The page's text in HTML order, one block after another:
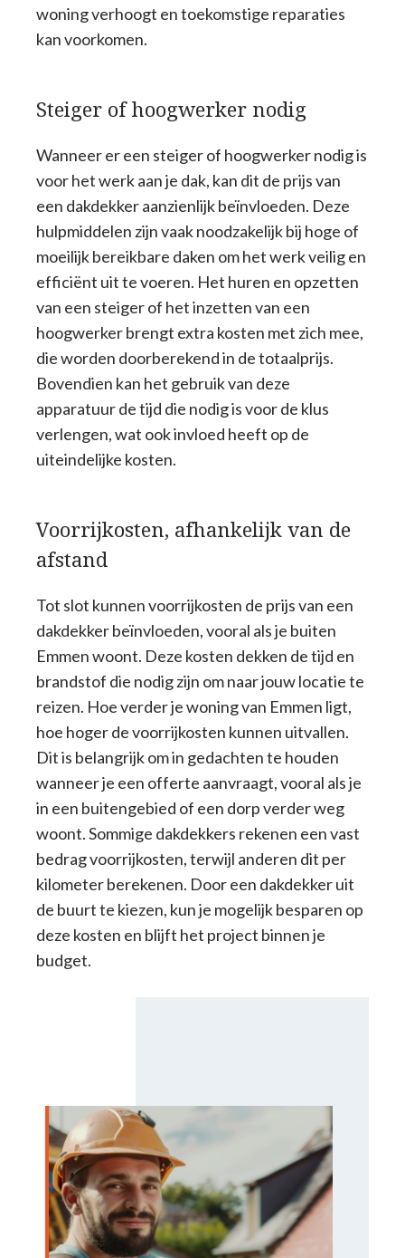
woning verhoogt en toekomstige reparaties
kan voorkomen.
Steiger of hoogwerker nodig
Wanneer er een steiger of hoogwerker nodig is
voor het werk aan je dak, kan dit de prijs van
een dakdekker aanzienlijk beïnvloeden. Deze
hulpmiddelen zijn vaak noodzakelijk bij hoge of
moeilijk bereikbare daken om het werk veilig en
efficiënt uit te voeren. Het huren en opzetten
van een steiger of het inzetten van een
hoogwerker brengt extra kosten met zich mee,
die worden doorberekend in de totaalprijs.
Bovendien kan het gebruik van deze
apparatuur de tijd die nodig is voor de klus
verlengen, wat ook invloed heeft op de
uiteindelijke kosten.
Voorrijkosten, afhankelijk van de
afstand
Tot slot kunnen voorrijkosten de prijs van een
dakdekker beïnvloeden, vooral als je buiten
Emmen woont. Deze kosten dekken de tijd en
brandstof die nodig zijn om naar jouw locatie te
reizen. Hoe verder je woning van Emmen ligt,
hoe hoger de voorrijkosten kunnen uitvallen.
Dit is belangrijk om in gedachten te houden
wanneer je een offerte aanvraagt, vooral als je
in een buitengebied of een dorp verder weg
woont. Sommige dakdekkers rekenen een vast
bedrag voorrijkosten, terwijl anderen dit per
kilometer berekenen. Door een dakdekker uit
de buurt te kiezen, kun je mogelijk besparen op
deze kosten en blijft het project binnen je
budget.